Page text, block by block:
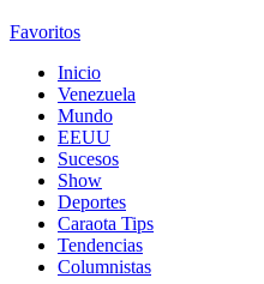
Favoritos
Inicio
Venezuela
Mundo
EEUU
Sucesos
Show
Deportes
Caraota Tips
Tendencias
Columnistas